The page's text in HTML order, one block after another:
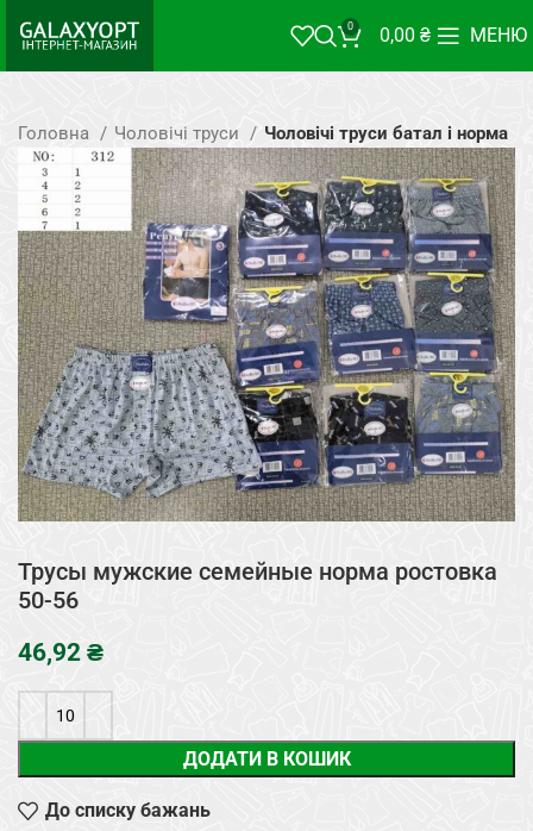
0 0,00 ₴ МЕНЮ
Головна Чоловічі труси Чоловічі труси батал і норма
Трусы мужские семейные норма ростовка
50-56
₴
ДОДАТИ В КОШИК
До списку бажань